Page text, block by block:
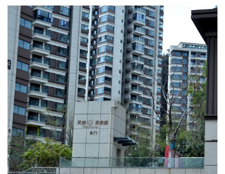
修装饰专业承包二级资质、建筑幕墙专业承包施工
二级资质和钢结构专业承包施工二级资质。